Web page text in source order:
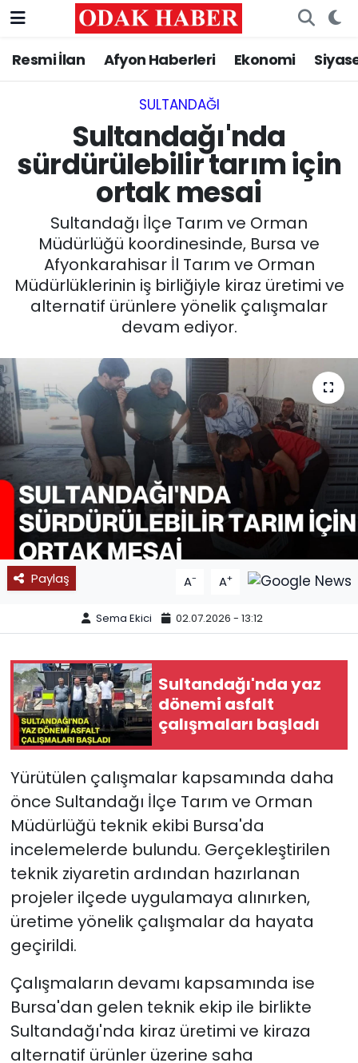
Resmi İlan Afyon Haberleri Ekonomi
SULTANDAĞI
Sultandağı'nda
sürdürülebilir tarım için
ortak mesai
Sultandağı İlçe Tarım ve Orman
Müdürlüğü koordinesinde, Bursa ve
Afyonkarahisar İl Tarım ve Orman
Müdürlüklerinin iş birliğiyle kiraz üretimi ve
alternatif ürünlere yönelik çalışmalar
devam ediyor.
Paylaş A- A+
Sema Ekici 02.07.2026 - 13:12
Sultandağı'nda yaz
dönemi asfalt
çalışmaları başladı
Yürütülen çalışmalar kapsamında daha
önce Sultandağı İlçe Tarım ve Orman
Müdürlüğü teknik ekibi Bursa'da
incelemelerde bulundu. Gerçekleştirilen
teknik ziyaretin ardından hazırlanan
projeler ilçede uygulamaya alınırken,
üretime yönelik çalışmalar da hayata
geçirildi.
Çalışmaların devamı kapsamında ise
Bursa'dan gelen teknik ekip ile birlikte
Sultandağı'nda kiraz üretimi ve kiraza
alternatif ürünler üzerine saha
AFYONKARAHİSAR HABERLERİ
ASAYİŞ
GÜNCEL
SİYASET
EĞİTİM
MAGAZİN
SPOR
11:11 MANŞET
Nöbetçi Eczaneler
Hava Durumu
Trafik Durumu
Süper Lig Puan Durumu ve Fikstür
Tüm Manşetler
Son Dakika Haberleri
Haber Arşivi